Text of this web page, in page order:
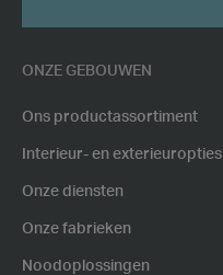
ONZE GEBOUWEN
Ons productassortiment
Interieur- en exterieuropties
Onze diensten
Onze fabrieken
Noodoplossingen
POSTCODE